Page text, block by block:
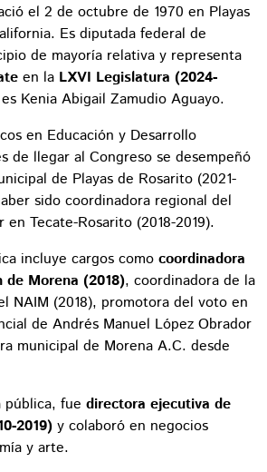
el 2 de octubre de 1970 en Playas
Es diputada federal de
de mayoría relativa y representa
en la LXVI Legislatura (2024-
Kenia Abigail Zamudio Aguayo.
en Educación y Desarrollo
de llegar al Congreso se desempeñó
de Playas de Rosarito (2021-
sido coordinadora regional del
Tecate-Rosarito (2018-2019).
incluye cargos como coordinadora
Morena (2018), coordinadora de la
NAIM (2018), promotora del voto en
de Andrés Manuel López Obrador
municipal de Morena A.C. desde
pública, fue directora ejecutiva de
2019) y colaboró en negocios
y arte.